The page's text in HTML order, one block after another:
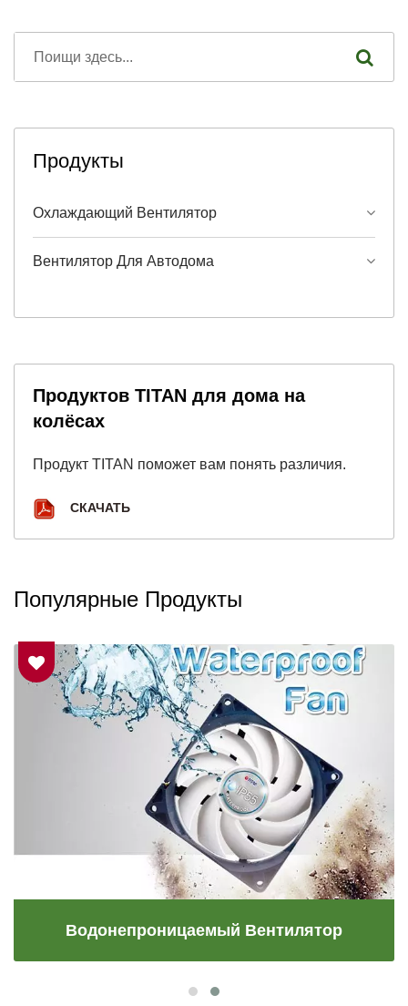
Продукты
Охлаждающий Вентилятор
Вентилятор Для Автодома
Продуктов TITAN для дома на
колёсах
Продукт TITAN поможет вам понять различия.
СКАЧАТЬ
Популярные Продукты
Водонепроницаемый Вентилятор